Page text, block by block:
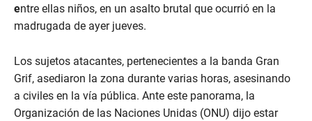
entre ellas niños, en un asalto brutal que ocurrió en la
madrugada de ayer jueves.
Los sujetos atacantes, pertenecientes a la banda Gran
Grif, asediaron la zona durante varias horas, asesinando
a civiles en la vía pública. Ante este panorama, la
Organización de las Naciones Unidas (ONU) dijo estar